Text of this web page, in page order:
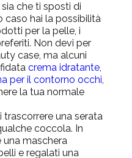
che ti sposti di
caso hai la possibilità
per la pelle, i
Non devi per
case, ma alcuni
crema idratante,
per il contorno occhi,
la tua normale
trascorrere una serata
coccola. In
maschera
e regalati una